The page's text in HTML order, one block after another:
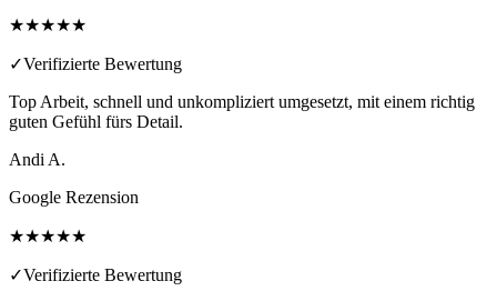
★★★★★
✓Verifizierte Bewertung
Top Arbeit, schnell und unkompliziert umgesetzt, mit einem richtig
guten Gefühl fürs Detail.
Andi A.
Google Rezension
★★★★★
✓Verifizierte Bewertung